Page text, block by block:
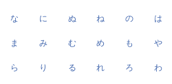
な に ぬ ね の は
ま み む め も や
ら り る れ ろ わ